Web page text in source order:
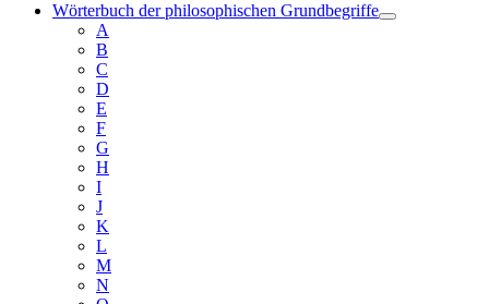
Wörterbuch der philosophischen Grundbegriffe
A
B
C
D
E
F
G
H
I
J
K
L
M
N